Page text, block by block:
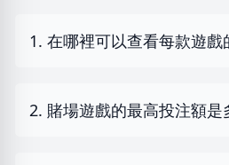
1. 在哪裡可以查看每款遊戲
2. 賭場遊戲的最高投注額是